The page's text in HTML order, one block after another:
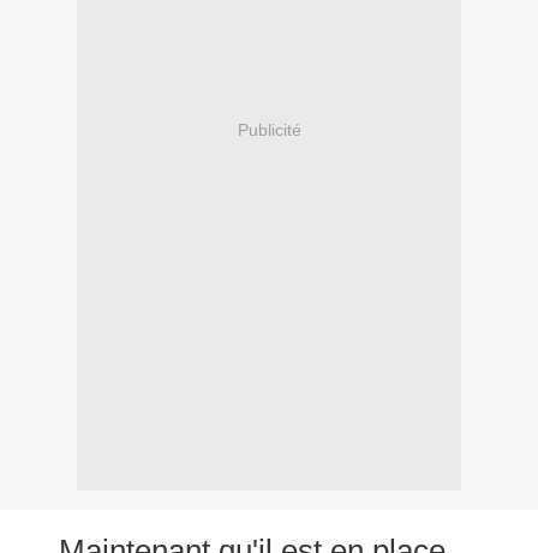
Publicité